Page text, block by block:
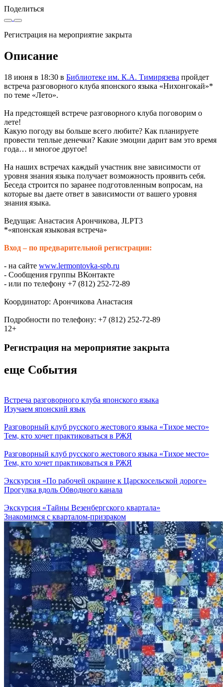
Поделиться
Регистрация на мероприятие закрыта
Описание
18 июня в 18:30 в Библиотеке им. К.А. Тимирязева пройдет
встреча разговорного клуба японского языка «Нихонгокай»*
по теме «Лето».
На предстоящей встрече разговорного клуба поговорим о
лете!
Какую погоду вы больше всего любите? Как планируете
провести теплые денечки? Какие эмоции дарит вам это время
года… и многое другое!
На наших встречах каждый участник вне зависимости от
уровня знания языка получает возможность проявить себя.
Беседа строится по заранее подготовленным вопросам, на
которые вы даете ответ в зависимости от вашего уровня
знания языка.
Ведущая: Анастасия Арончикова, JLPT3
*«японская языковая встреча»
Вход – по предварительной регистрации:
- на сайте www.lermontovka-spb.ru
- Сообщения группы ВКонтакте
- или по телефону +7 (812) 252-72-89
Координатор: Арончикова Анастасия
Подробности по телефону: +7 (812) 252-72-89
12+
Регистрация на мероприятие закрыта
еще События
Встреча разговорного клуба японского языка
Изучаем японский язык
Разговорный клуб русского жестового языка «Тихое место»
Тем, кто хочет практиковаться в РЖЯ
Разговорный клуб русского жестового языка «Тихое место»
Тем, кто хочет практиковаться в РЖЯ
Экскурсия «По рабочей окраине к Царскосельской дороге»
Прогулка вдоль Обводного канала
Экскурсия «Тайны Везенбергского квартала»
Знакомимся с кварталом-призраком